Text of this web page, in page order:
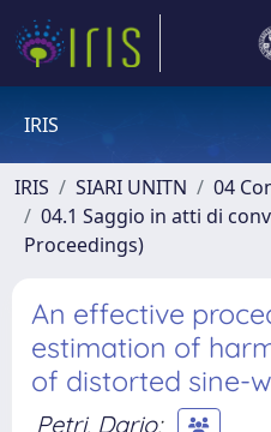
IRIS
IRIS SIARI UNITN
04
04.1 Saggio in atti di
Proceedings)
An effective
estimation of
of distorted sine-
Petri, Dario;